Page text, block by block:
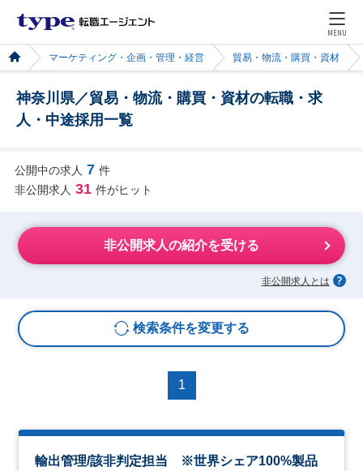
MENU
マーケティング・企画・管理・経営 貿易・物流・購買・資材
神奈川県／貿易・物流・購買・資材の転職・求
人・中途採用一覧
公開中の求人 7 件
非公開求人 31 件がヒット
非公開求人の紹介を受ける
非公開求人とは
検索条件を変更する
1
輸出管理/該非判定担当 ※世界シェア100%製品